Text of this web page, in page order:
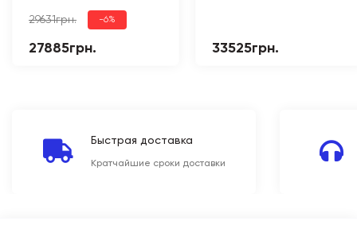
29631грн. -6%
27885грн. 33525грн.
Быстрая доставка
Кратчайшие сроки доставки